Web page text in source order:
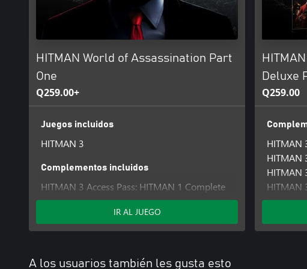
HITMAN World of Assassination Part
One
Q259.00+
Juegos incluidos
HITMAN 3
Complementos incluidos
HITMAN 3 Access Pass: HITMAN 1 Complete
First Season
HITMAN 3 Access Pass: HITMAN 1 GOTY
Upgrade
IR AL JUEGO
Deluxe
Q259.00
HITMAN
HITMAN
HITMAN
HITMAN
HITMAN
HITMAN
A los usuarios también les gusta esto